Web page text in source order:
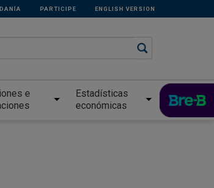
PARTICIPE ENGLISH VERSION
e
Estadísticas
económicas